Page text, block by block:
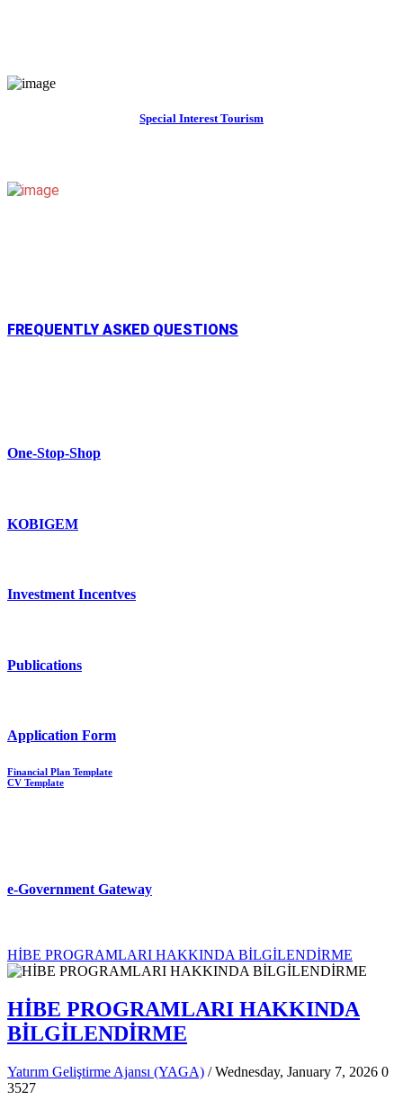
Special Interest Tourism
FREQUENTLY ASKED QUESTIONS
One-Stop-Shop
KOBIGEM
Investment Incentves
Publications
Application Form
Financial Plan Template
CV Template
e-Government Gateway
HİBE PROGRAMLARI HAKKINDA BİLGİLENDİRME
HİBE PROGRAMLARI HAKKINDA
BİLGİLENDİRME
Yatırım Geliştirme Ajansı (YAGA) / Wednesday, January 7, 2026 0
3527